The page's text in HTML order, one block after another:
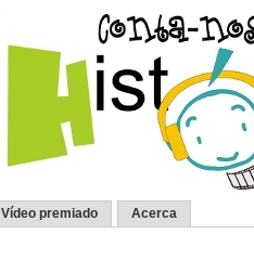
Vídeo premiado Acerca